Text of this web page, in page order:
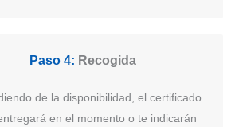
Paso 4: Recogida
de la disponibilidad, el certificado
en el momento o te indicarán